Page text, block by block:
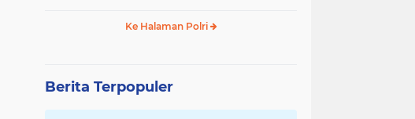
Ke Halaman Polri
Berita Terpopuler